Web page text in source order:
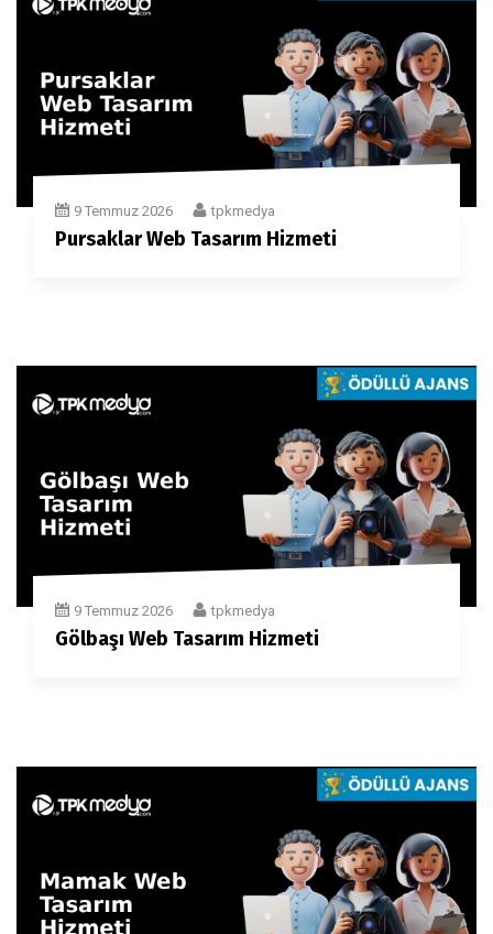
9 Temmuz 2026 tpkmedya
Pursaklar Web Tasarım Hizmeti
9 Temmuz 2026 tpkmedya
Gölbaşı Web Tasarım Hizmeti